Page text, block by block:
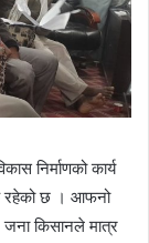
निर्माणको कार्य
रहेको छ । आफनो
जना किसानले मात्र